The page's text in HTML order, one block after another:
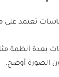
تعتمد على
الصورة أوضح.